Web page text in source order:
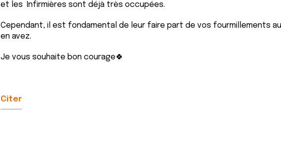
et les Infirmières sont déjà très occupées.
Cependant, il est fondamental de leur faire part de vos fourmillements
en avez.
Je vous souhaite bon courage🍀
Citer